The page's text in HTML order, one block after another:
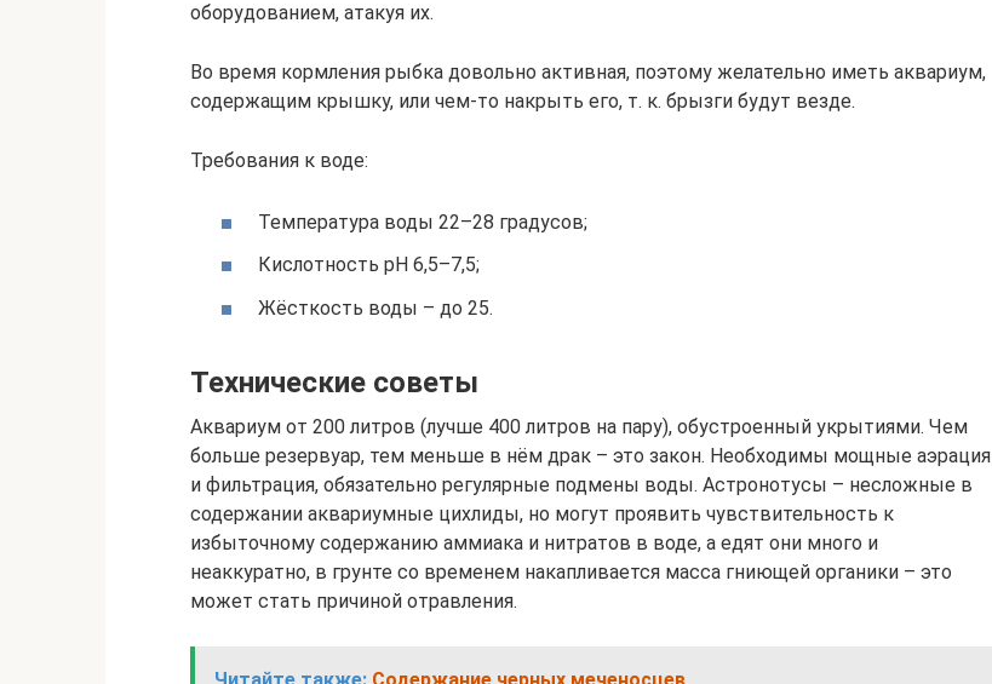
оборудованием, атакуя их.
Во время кормления рыбка довольно активная, поэтому желательно иметь аквариум,
содержащим крышку, или чем-то накрыть его, т. к. брызги будут везде.
Требования к воде:
Температура воды 22–28 градусов;
Кислотность pH 6,5–7,5;
Жёсткость воды – до 25.
Технические советы
Аквариум от 200 литров (лучше 400 литров на пару), обустроенный укрытиями. Чем
больше резервуар, тем меньше в нём драк – это закон. Необходимы мощные аэрация
и фильтрация, обязательно регулярные подмены воды. Астронотусы – несложные в
содержании аквариумные цихлиды, но могут проявить чувствительность к
избыточному содержанию аммиака и нитратов в воде, а едят они много и
неаккуратно, в грунте со временем накапливается масса гниющей органики – это
может стать причиной отравления.
Читайте также: Содержание черных меченосцев